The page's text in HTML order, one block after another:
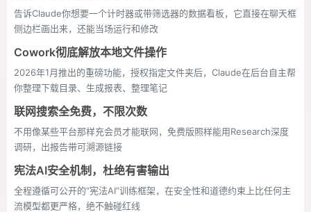
告诉Claude你想要一个计时器或带筛选器的数据看板，它直接在聊天框
侧边栏画出来，还能当场运行和修改
Cowork彻底解放本地文件操作
2026年1月推出的重磅功能，授权指定文件夹后，Claude在后台自主帮
你整理下载目录、生成报表、整理笔记
联网搜索全免费，不限次数
不用像某些平台那样充会员才能联网，免费版照样能用Research深度
调研，出报告带可溯源链接
宪法AI安全机制，杜绝有害输出
全程遵循可公开的“宪法AI”训练框架，在安全性和道德约束上比任何主
流模型都更严格，绝不触碰红线